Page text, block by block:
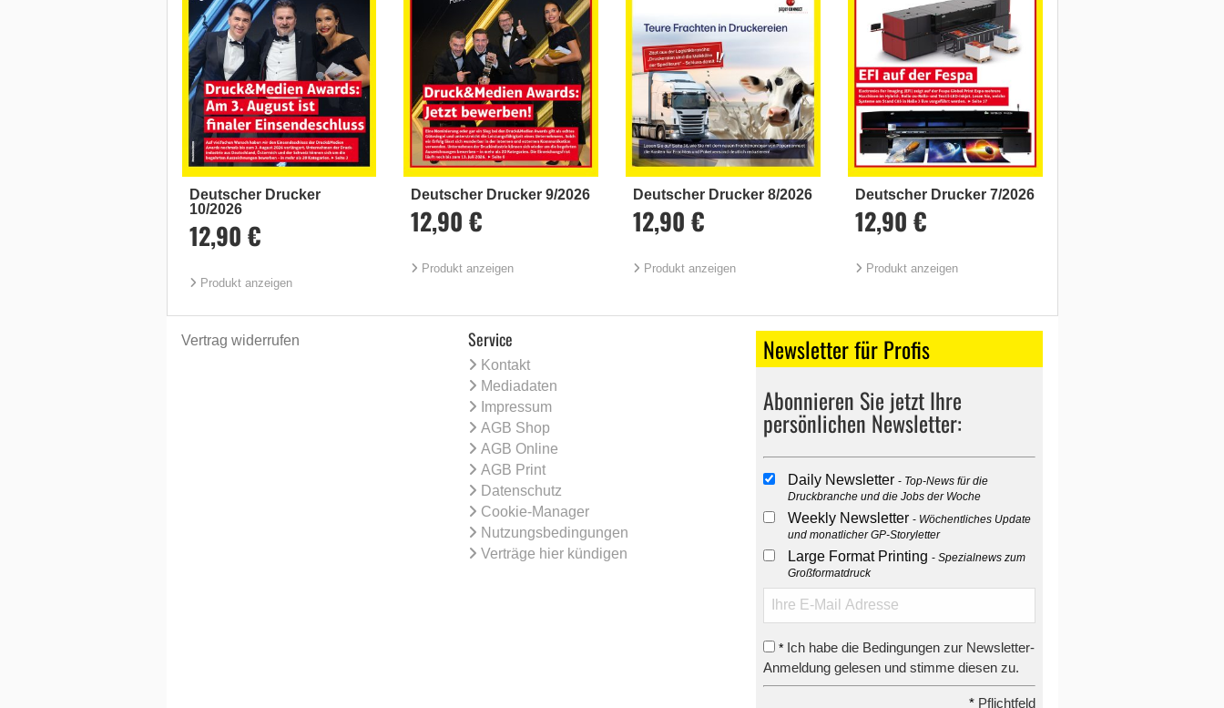
Deutscher Drucker
10/2026
12,90 €
Produkt anzeigen
Deutscher Drucker 9/2026
12,90 €
Produkt anzeigen
Deutscher Drucker 8/2026
12,90 €
Produkt anzeigen
Deutscher Drucker 7/2026
12,90 €
Produkt anzeigen
Vertrag widerrufen Service
Kontakt
Mediadaten
Impressum
AGB Shop
AGB Online
AGB Print
Datenschutz
Cookie-Manager
Nutzungsbedingungen
Verträge hier kündigen
Newsletter für Profis
Abonnieren Sie jetzt Ihre
persönlichen Newsletter:
Daily Newsletter
Top-News für die
Druckbranche und die Jobs der Woche
Weekly Newsletter
Wöchentliches Update
und monatlicher GP-Storyletter
Large Format Printing
Spezialnews zum
Großformatdruck
* Ich habe die Bedingungen zur Newsletter-
Anmeldung gelesen und stimme diesen zu.
* Pflichtfeld